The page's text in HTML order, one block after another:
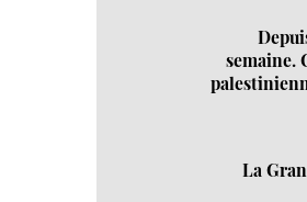
semaine.
La